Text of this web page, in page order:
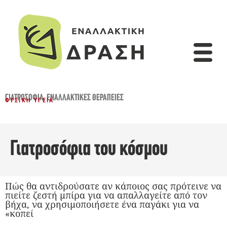
ΓΙΑΤΡΟΣΌΦΙΑ,ΕΝΑΛΛΑΚΤΙΚΈΣ ΘΕΡΑΠΕΊΕΣ
ΦΥΣΙΚΉ ΥΓΕΊΑ
Γιατροσόφια του κόσμου
Πώς θα αντιδρούσατε αν κάποιος σας πρότεινε να
πιείτε ζεστή μπίρα για να απαλλαγείτε από τον
βήχα, να χρησιμοποιήσετε ένα παγάκι για να
«κοπεί